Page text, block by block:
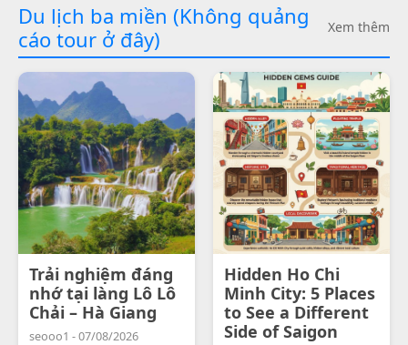
Du lịch ba miền (Không quảng
cáo tour ở đây)
Xem thêm
Trải nghiệm đáng
nhớ tại làng Lô Lô
Chải – Hà Giang
seooo1 - 07/08/2026
Hidden Ho Chi
Minh City: 5 Places
to See a Different
Side of Saigon